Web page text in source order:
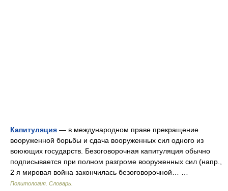
Капитуляция — в международном праве прекращение
вооруженной борьбы и сдача вооруженных сил одного из
воюющих государств. Безоговорочная капитуляция обычно
подписывается при полном разгроме вооруженных сил (напр.,
2 я мировая война закончилась безоговорочной… …
Политология. Словарь.